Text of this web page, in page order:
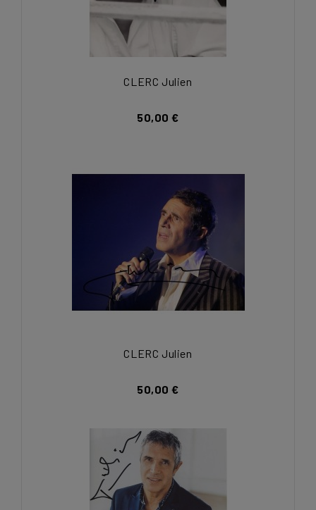
CLERC Julien
50,00 €
CLERC Julien
50,00 €